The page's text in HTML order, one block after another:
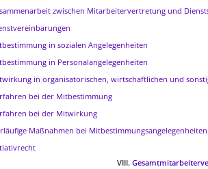
zwischen Mitarbeitervertretung und
in sozialen Angelegenheiten
in Personalangelegenheiten
in organisatorischen, wirtschaftlichen und
bei der Mitbestimmung
bei der Mitwirkung
Maßnahmen bei Mitbestimmungsangelegenheiten
VIII.